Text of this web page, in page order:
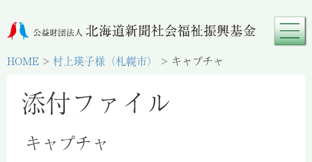
HOME > 村上瑛子様（札幌市） > キャプチャ
添付ファイル
キャプチャ